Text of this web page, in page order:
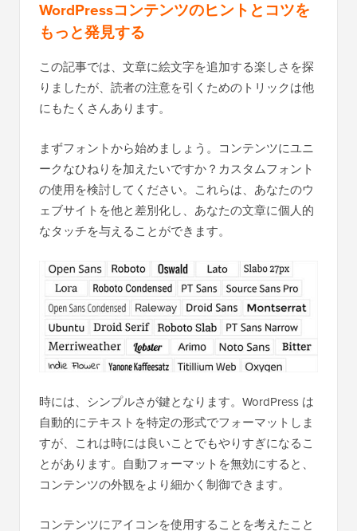
WordPressコンテンツのヒントとコツを
もっと発見する
この記事では、文章に絵文字を追加する楽しさを探
りましたが、読者の注意を引くためのトリックは他
にもたくさんあります。
まずフォントから始めましょう。コンテンツにユニ
ークなひねりを加えたいですか？カスタムフォント
の使用を検討してください。これらは、あなたのウ
ェブサイトを他と差別化し、あなたの文章に個人的
なタッチを与えることができます。
時には、シンプルさが鍵となります。WordPress は
自動的にテキストを特定の形式でフォーマットしま
すが、これは時には良いことでもやりすぎになるこ
とがあります。自動フォーマットを無効にすると、
コンテンツの外観をより細かく制御できます。
コンテンツにアイコンを使用することを考えたこと